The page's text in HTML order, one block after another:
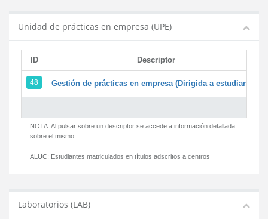
Unidad de prácticas en empresa (UPE)
ID Descriptor
48 Gestión de prácticas en empresa (Dirigida a estudiantes)
NOTA: Al pulsar sobre un descriptor se accede a información detallada
sobre el mismo.
ALUC: Estudiantes matriculados en títulos adscritos a centros
Laboratorios (LAB)